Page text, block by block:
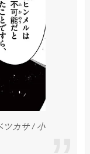
ツカサ / 小